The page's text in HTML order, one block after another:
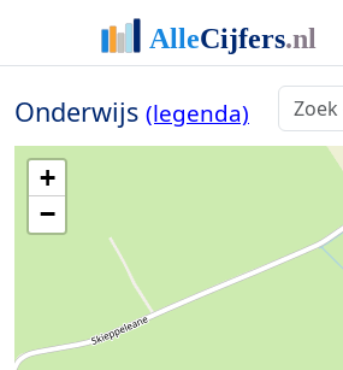
Onderwijs (legenda)
+
−